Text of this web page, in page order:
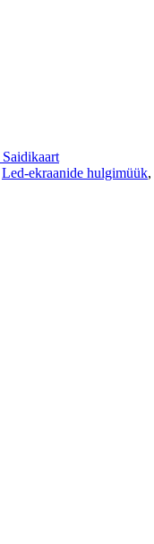
Saidikaart
Led-ekraanide hulgimüük,